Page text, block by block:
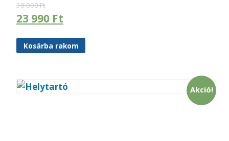
30 000Ft
23 990 Ft
Kosárba rakom
Akció!